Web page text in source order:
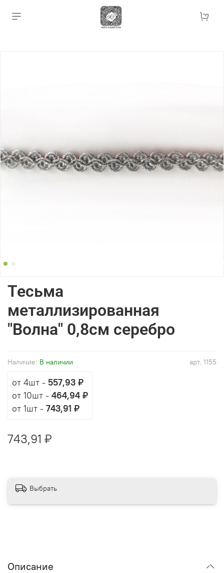
арт. 1155
Наличие: В наличии
Тесьма
металлизированная
"Волна" 0,8см серебро
от 4шт - 557,93 ₽
от 10шт - 464,94 ₽
от 1шт - 743,91 ₽
743,91 ₽
Выбрать
Описание